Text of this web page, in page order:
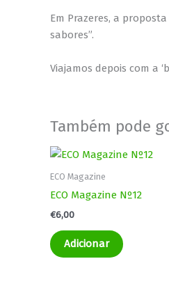
Em Prazeres, a
sabores”.
Viajamos depois com a
Também pode
ECO Magazine
ECO Magazine Nº12
€6,00
Adicionar